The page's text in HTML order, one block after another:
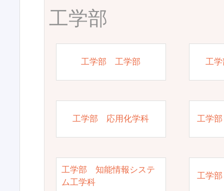
工学部
工学部 工学部 工
工学部 応用化学科 工学
工学部 知能情報システ
ム工学科
工学